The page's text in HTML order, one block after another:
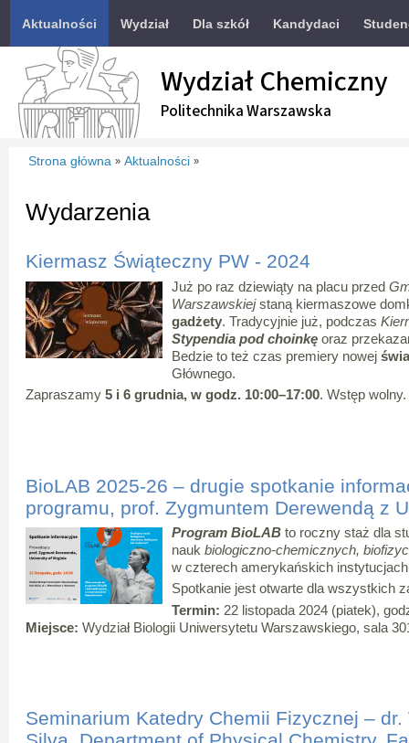
Aktualności Wydział Dla szkół Kandydaci
Wydział Chemiczny
Politechnika Warszawska
Strona główna » Aktualności »
Wydarzenia
Kiermasz Świąteczny PW - 2024
Już po raz dziewiąty na placu przed
Warszawskiejstaną kiermaszowe
gadżety. Tradycyjnie już, podczas
Stypendia pod choinkę oraz
Bedzie to też czas premiery nowej
Głównego.
Zapraszamy 5 i 6 grudnia, w godz. 10:00–17:00. Wstęp wolny.
BioLAB 2025-26 – drugie spotkanie
programu, prof. Zygmuntem Derewendą z
Program BioLAB to roczny staż dla
nauk biologiczno-chemicznych,
w czterech amerykańskich
Spotkanie jest otwarte dla wszystkich
Termin: 22 listopada 2024 (piatek),
Miejsce: Wydział Biologii Uniwersytetu Warszawskiego, sala
Seminarium Katedry Chemii Fizycznej –